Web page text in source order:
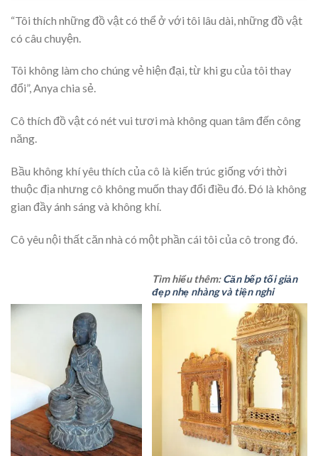
“Tôi thích những đồ vật có thể ở với tôi lâu dài, những đồ vật
có câu chuyện.
Tôi không làm cho chúng vẻ hiện đại, từ khi gu của tôi thay
đổi”, Anya chia sẻ.
Cô thích đồ vật có nét vui tươi mà không quan tâm đến công
năng.
Bầu không khí yêu thích của cô là kiến trúc giống với thời
thuộc địa nhưng cô không muốn thay đổi điều đó. Đó là không
gian đầy ánh sáng và không khí.
Cô yêu nội thất căn nhà có một phần cái tôi của cô trong đó.
Tìm hiểu thêm:Căn bếp tối giản
đẹp nhẹ nhàng và tiện nghi